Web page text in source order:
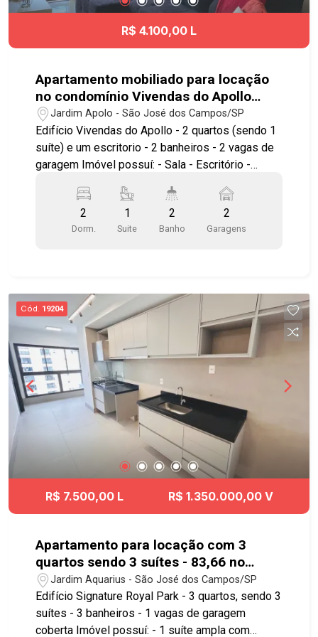
R$ 4.100,00 L
Apartamento mobiliado para locação
no condomínio Vivendas do Apollo
com 2 quartos sendo 1 suíte - 83 m² -
No bairro Jardim Apolo
Jardim Apolo - São José dos Campos/SP
Edifício Vivendas do Apollo - 2 quartos (sendo 1
suíte) e um escritorio - 2 banheiros - 2 vagas de
garagem Imóvel possuí: - Sala - Escritório -
condicionado na sala e escritório, móveis sob
medida, sofá, geladeira, microondas, máquina de
lavar louça, máquina de lavar roupa, mesa de
playground Localizado em uma das regiões mais
nobres de São José dos Campos, próximo ao
Arco da Inovação e ao Shopping Colinas. Região
com excelente infraestrutura, perto de
supermercados, farmácias, restaurantes,
academias, postos de gasolina e com fácil
acesso às principais vias da cidade. Ideal para
quem busca conforto, praticidade e qualidade de
vida. #aptolocacao #imobiliaria #geracaoimoveis
2
Dorm.
1
Suite
2
Banho
2
Garagens
Cód. 19204
R$ 7.500,00 L R$ 1.350.000,00 V
Apartamento para locação com 3
quartos sendo 3 suítes - 83,66 no
bairro Jardim Aquarius
Jardim Aquarius - São José dos Campos/SP
Edifício Signature Royal Park - 3 quartos, sendo 3
suítes - 3 banheiros - 1 vagas de garagem
coberta Imóvel possuí: - 1 suíte ampla com